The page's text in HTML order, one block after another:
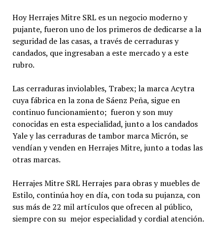
Hoy Herrajes Mitre SRL es un negocio moderno y
pujante, fueron uno de los primeros de dedicarse a la
seguridad de las casas, a través de cerraduras y
candados, que ingresaban a este mercado y a este
rubro.
Las cerraduras inviolables, Trabex; la marca Acytra
cuya fábrica en la zona de Sáenz Peña, sigue en
continuo funcionamiento; fueron y son muy
conocidas en esta especialidad, junto a los candados
Yale y las cerraduras de tambor marca Micrón, se
vendían y venden en Herrajes Mitre, junto a todas las
otras marcas.
Herrajes Mitre SRL Herrajes para obras y muebles de
Estilo, continúa hoy en día, con toda su pujanza, con
sus más de 22 mil artículos que ofrecen al público,
siempre con su mejor especialidad y cordial atención.